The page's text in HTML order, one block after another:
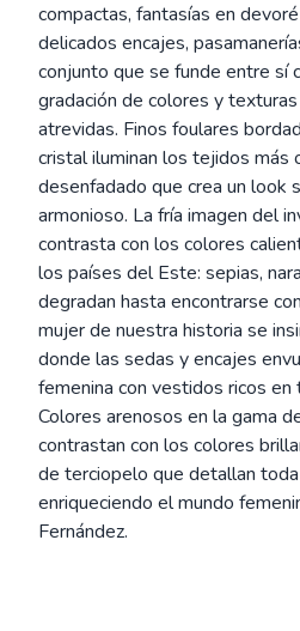
compactas, fantasías en
delicados encajes,
conjunto que se funde entre sí
gradación de colores y
atrevidas. Finos foulares
cristal iluminan los tejidos más
desenfadado que crea un look
armonioso. La fría imagen del
contrasta con los colores
los países del Este: sepias,
degradan hasta encontrarse
mujer de nuestra historia se
donde las sedas y encajes
femenina con vestidos ricos
Colores arenosos en la gama
contrastan con los colores
de terciopelo que detallan toda
enriqueciendo el mundo
Fernández.